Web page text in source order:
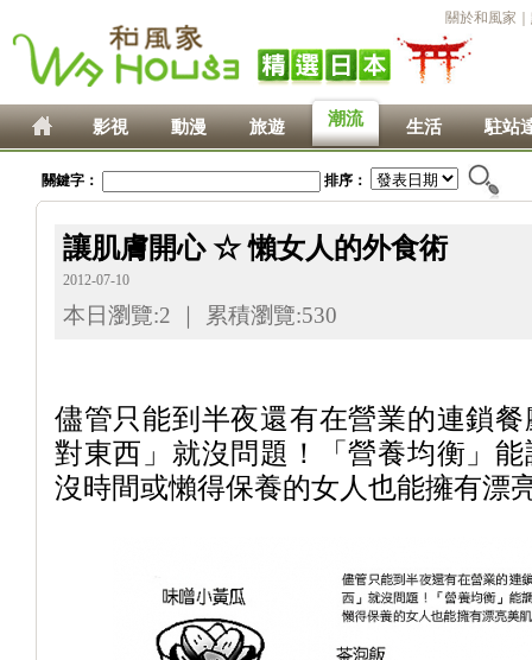
關於和風家
影視 動漫 旅遊 潮流 生活 駐站
關鍵字： 排序：
讓肌膚開心 ☆ 懶女人的外食術
2012-07-10
本日瀏覽:2 ｜ 累積瀏覽:530
儘管只能到半夜還有在營業的連鎖
對東西」就沒問題！「營養均衡」
沒時間或懶得保養的女人也能擁有漂